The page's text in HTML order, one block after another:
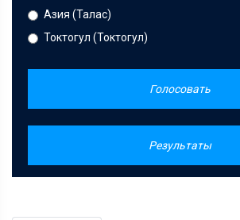
Азия (Талас)
Токтогул (Токтогул)
Голосовать
Результаты